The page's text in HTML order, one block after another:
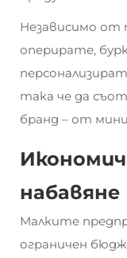
Независимо от
оперирате,
така че да
бранд – от
набавяне
Малките
ограничен